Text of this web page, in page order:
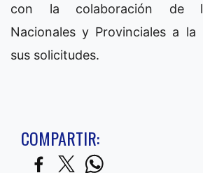
con la colaboración de
Nacionales y Provinciales a
sus solicitudes.
COMPARTIR: